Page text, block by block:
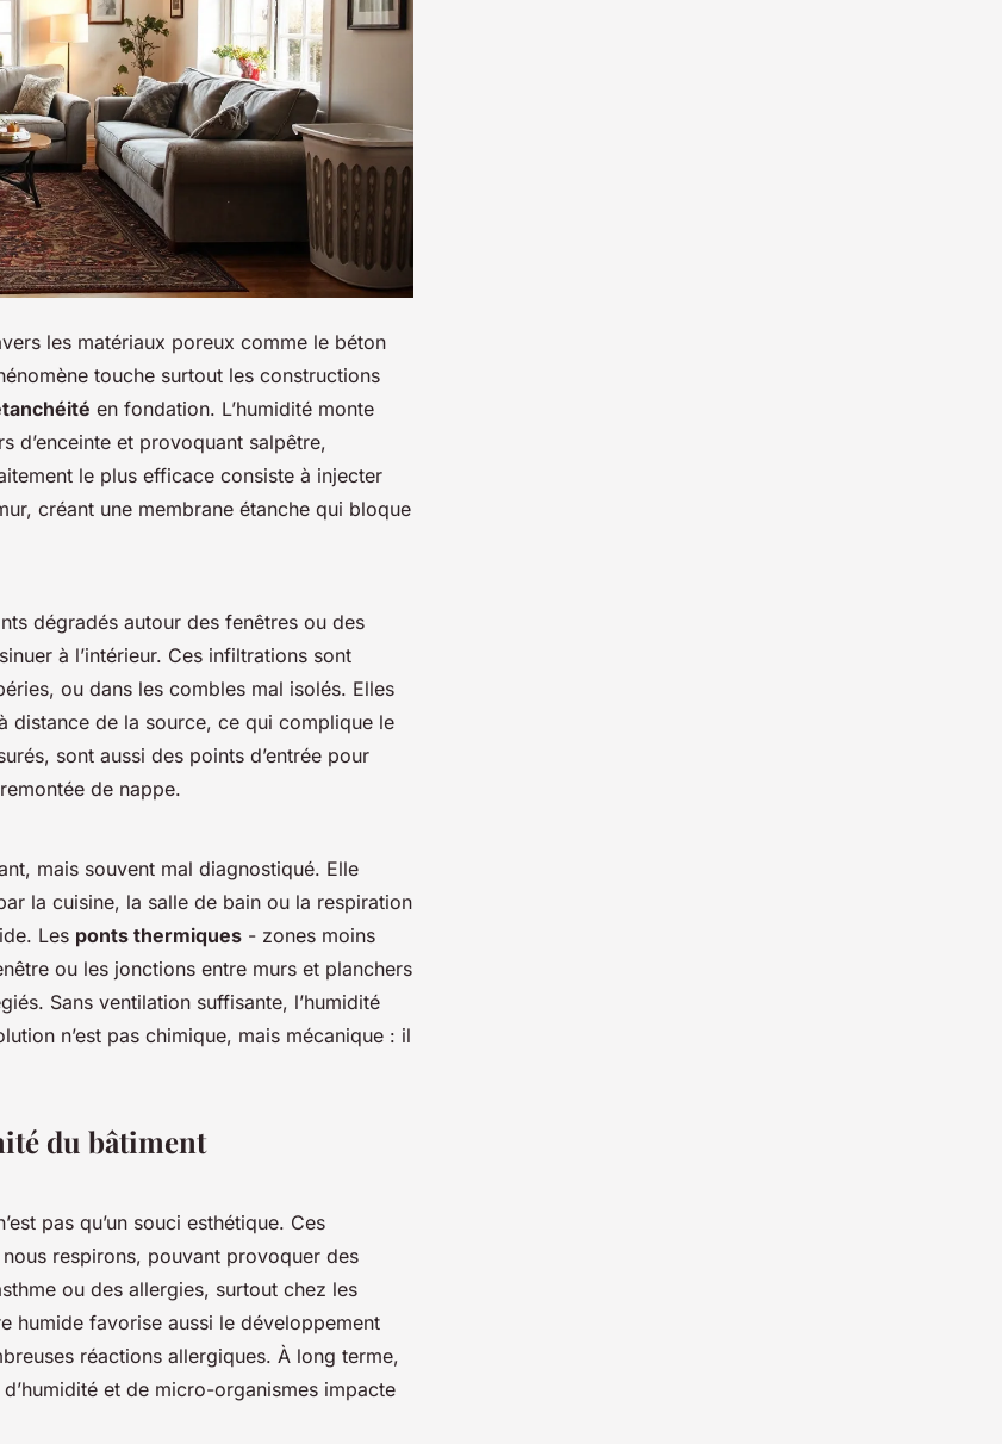
les matériaux poreux comme le béton
touche surtout les constructions
en fondation. L’humidité monte
d’enceinte et provoquant salpêtre,
le plus efficace consiste à injecter
créant une membrane étanche qui bloque
dégradés autour des fenêtres ou des
à l’intérieur. Ces infiltrations sont
ou dans les combles mal isolés. Elles
distance de la source, ce qui complique le
sont aussi des points d’entrée pour
de nappe.
mais souvent mal diagnostiqué. Elle
la cuisine, la salle de bain ou la respiration
Les ponts thermiques - zones moins
ou les jonctions entre murs et planchers
Sans ventilation suffisante, l’humidité
n’est pas chimique, mais mécanique : il
du bâtiment
pas qu’un souci esthétique. Ces
respirons, pouvant provoquer des
ou des allergies, surtout chez les
humide favorise aussi le développement
réactions allergiques. À long terme,
et de micro-organismes impacte